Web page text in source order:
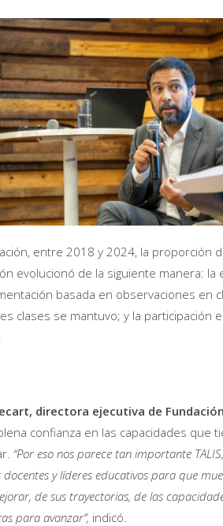
entre 2018 y 2024, la proporción
evolucionó de la siguiente manera:
basada en observaciones en
clases se mantuvo; y la participación
directora ejecutiva de
confianza en las capacidades que
“Por eso nos parece tan importante
y líderes educativos para que
de sus trayectorias, de las
para avanzar”, indicó.